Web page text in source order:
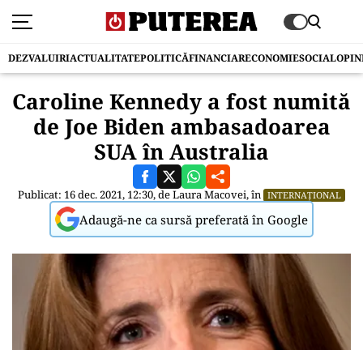
DEZVALUIRIACTUALITATEPOLITICĂFINANCIARECONOMIESOCIAL
Caroline Kennedy a fost numită
de Joe Biden ambasadoarea
SUA în Australia
Publicat: 16 dec. 2021, 12:30, deLaura Macovei, în INTERNAȚIONAL
Adaugă-ne ca sursă preferată în Google